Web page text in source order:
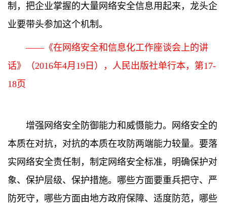
制，把企业掌握的大量网络安全信息用起来，龙头企
业要带头参加这个机制。
——《在网络安全和信息化工作座谈会上的讲
话》（2016年4月19日），人民出版社单行本，第17-
18页
增强网络安全防御能力和威慑能力。网络安全的
本质在对抗，对抗的本质在攻防两端能力较量。要落
实网络安全责任制，制定网络安全标准，明确保护对
象、保护层级、保护措施。哪些方面要重兵把守、严
防死守，哪些方面由地方政府保障、适度防范，哪些